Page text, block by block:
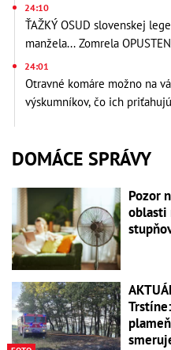
24:10
ŤAŽKÝ OSUD slovenskej
manžela... Zomrela
24:01
Otravné komáre možno na
výskumníkov, čo ich
DOMÁCE SPRÁVY
Pozor
oblasti